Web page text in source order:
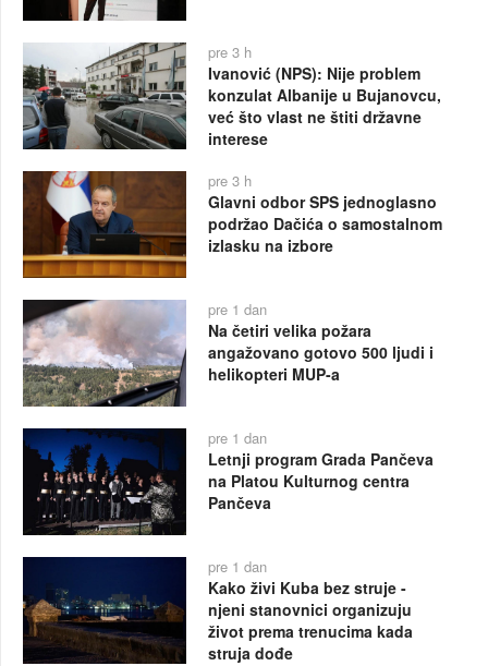
pre 3 h
Ivanović (NPS): Nije problem
konzulat Albanije u Bujanovcu,
već što vlast ne štiti državne
interese
pre 3 h
Glavni odbor SPS jednoglasno
podržao Dačića o samostalnom
izlasku na izbore
pre 1 dan
Na četiri velika požara
angažovano gotovo 500 ljudi i
helikopteri MUP-a
pre 1 dan
Letnji program Grada Pančeva
na Platou Kulturnog centra
Pančeva
pre 1 dan
Kako živi Kuba bez struje -
njeni stanovnici organizuju
život prema trenucima kada
struja dođe